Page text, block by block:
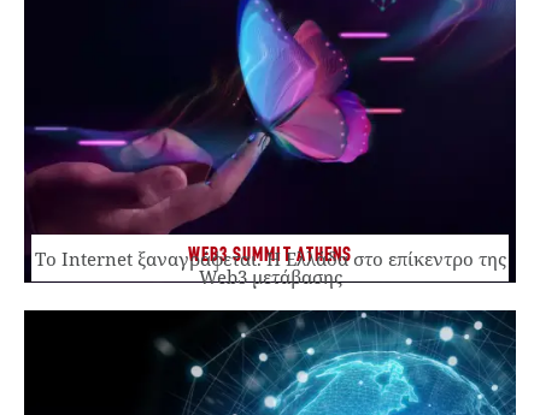
WEB3 SUMMIT ATHENS
Το Internet ξαναγράφεται. Η Ελλάδα στο επίκεντρο της
Web3 μετάβασης